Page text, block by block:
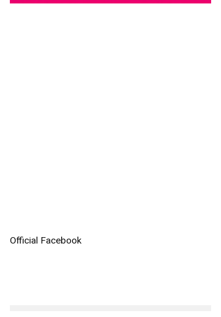
Official Facebook